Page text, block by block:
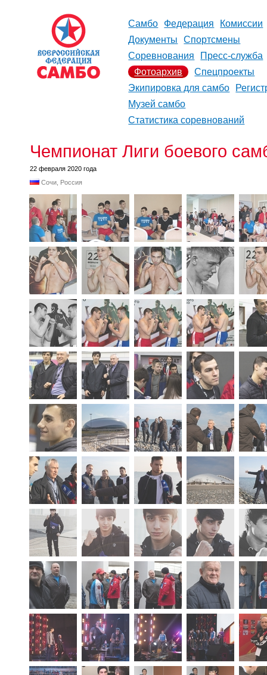
Самбо Федерация
Комиссии
Документы
Спортсмены
Соревнования
Пресс-служба
Фотоархив
Спецпроекты
Экипировка для самбо
Музей самбо
Статистика соревнований
Чемпионат Лиги боевого
22 февраля 2020 года
Сочи, Россия